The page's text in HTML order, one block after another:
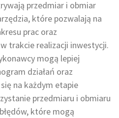
przedmiar i obmiar
które pozwalają na
prac oraz
trakcie realizacji inwestycji.
mogą lepiej
działań oraz
na każdym etapie
przedmiaru i obmiaru
które mogą